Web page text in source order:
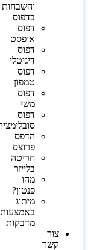
והשבחות
בדפוס
דפוס
אופסט
דפוס
דיגיטלי
דפוס
טמפון
דפוס
משי
דפוס
סובלימציה
הדפס
פרוצס
חריטה
בלייזר
מהו
פנטון?
מיתוג
באמצעות
מדבקות
צור
קשר